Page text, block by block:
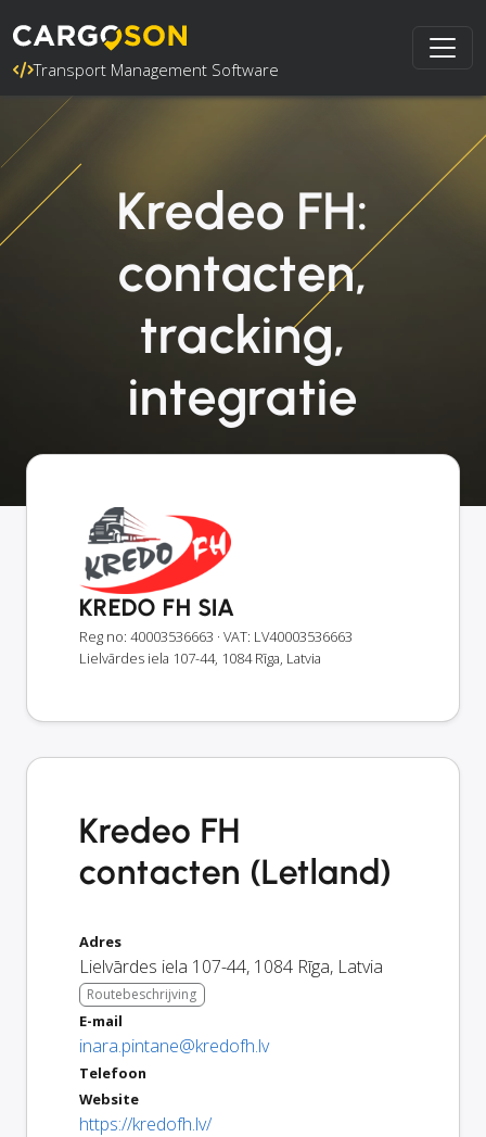
Transport Management Software
Kredeo FH:
contacten,
tracking,
integratie
KREDO FH SIA
Reg no: 40003536663 · VAT: LV40003536663
Lielvārdes iela 107-44, 1084 Rīga, Latvia
Kredeo FH
contacten (Letland)
Adres
Lielvārdes iela 107-44, 1084 Rīga, Latvia
Routebeschrijving
E-mail
inara.pintane@kredofh.lv
Telefoon
Website
https://kredofh.lv/